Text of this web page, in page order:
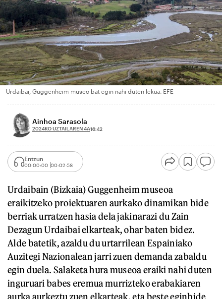
Urdaibai, Guggenheim museo bat egin nahi duten lekua. EFE
Ainhoa Sarasola
2024KO UZTAILAREN 4A16:42
Entzun
00:00:00 00:02:58
Urdaibain (Bizkaia) Guggenheim museoa
eraikitzeko proiektuaren aurkako dinamikan bide
berriak urratzen hasia dela jakinarazi du Zain
Dezagun Urdaibai elkarteak, ohar baten bidez.
Alde batetik, azaldu du urtarrilean Espainiako
Auzitegi Nazionalean jarri zuen demanda zabaldu
egin duela. Salaketa hura museoa eraiki nahi duten
inguruari babes eremua murrizteko erabakiaren
aurka aurkeztu zuen elkarteak, eta beste eginbide